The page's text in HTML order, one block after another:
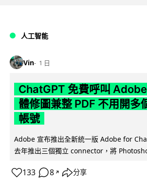
人工智能
Vin 1 日
ChatGPT 免費呼叫
體修圖兼整 PDF 不用開多
帳號
Adobe 宣布推出全新統一版 Adobe for
去年推出三個獨立 connector，將
133 8 ↗ 分享